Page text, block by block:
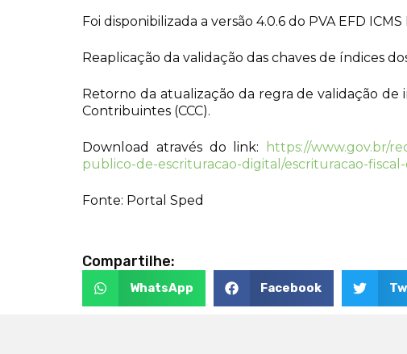
Foi disponibilizada a versão 4.0.6 do PVA EFD
Reaplicação da validação das chaves de índices
Retorno da atualização da regra de validação
Contribuintes (CCC).
Download através do link:
https://www.gov.br/
publico-de-escrituracao-digital/escrituracao-
Fonte: Portal Sped
Compartilhe:
WhatsApp Facebook